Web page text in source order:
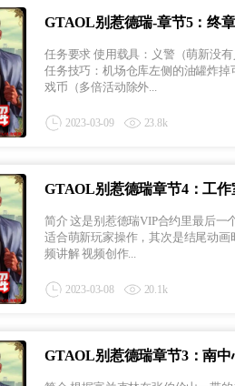
GTAOL别惹德瑞-章节5：终
任务要求 使用载具：义警（萌新没有义警可以用骷髅马，防弹安全。） 使用武器：不限，重火力装备全上打得更快。
任务技巧：机场仓库左侧的油罐炸掉可翻越
戏币（多倍活动除外...
2023-03-09 23.8k
GTAOL别惹德瑞章节4：工
简介 这是别惹德瑞VIP合约里最后一个前置任务，同样也是绝大部分玩家最不喜欢做的一个任务。首先是比较刁钻不
适合萌新玩家操作，其次是结尾动画
频讲解 视频创作...
2023-03-08 20.1k
GTAOL别惹德瑞章节3：南